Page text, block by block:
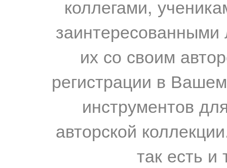
коллегами,
их со своим
регистрации в
инструментов
авторской
так есть и